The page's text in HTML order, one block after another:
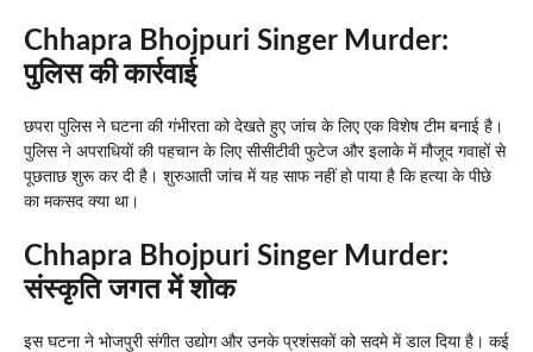
Chhapra Bhojpuri Singer Murder:
पुलिस की कार्रवाई
छपरा पुलिस ने घटना की गंभीरता को देखते हुए जांच के लिए एक विशेष टीम बनाई है।
पुलिस ने अपराधियों की पहचान के लिए सीसीटीवी फुटेज और इलाके में मौजूद गवाहों से
पूछताछ शुरू कर दी है। शुरुआती जांच में यह साफ नहीं हो पाया है कि हत्या के पीछे
का मकसद क्या था।
Chhapra Bhojpuri Singer Murder:
संस्कृति जगत में शोक
इस घटना ने भोजपुरी संगीत उद्योग और उनके प्रशंसकों को सदमे में डाल दिया है। कई